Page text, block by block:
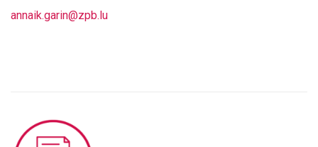
annaik.garin@zpb.lu